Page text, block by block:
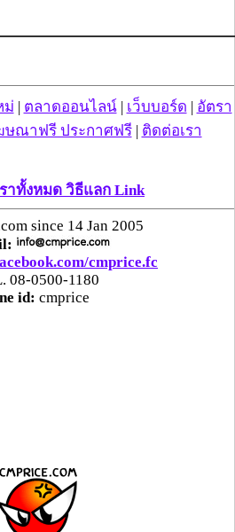
ม่ | ตลาดออนไลน์| เว็บบอร์ด | อัตรา
ษณาฟรี ประกาศฟรี| ติดต่อเรา
าทั้งหมด วิธีแลก Link
since 14 Jan 2005
cmprice.fc
08-0500-1180
id: cmprice